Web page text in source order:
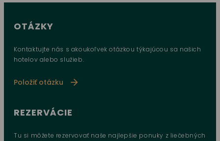
OTÁZKY
Kontaktujte nás s akoukoľvek otázkou týkajúcou sa našich
hotelov alebo služieb.
Položiť otázku
REZERVÁCIE
Tu si môžete rezervovať naše najlepšie ponuky z liečebných